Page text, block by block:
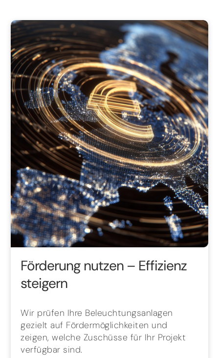
Förderung nutzen – Effizienz
steigern
Wir prüfen Ihre Beleuchtungsanlagen
gezielt auf Fördermöglichkeiten und
zeigen, welche Zuschüsse für Ihr Projekt
verfügbar sind.